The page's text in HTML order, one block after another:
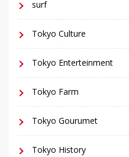
surf
Tokyo Culture
Tokyo Enterteinment
Tokyo Farm
Tokyo Gourumet
Tokyo History